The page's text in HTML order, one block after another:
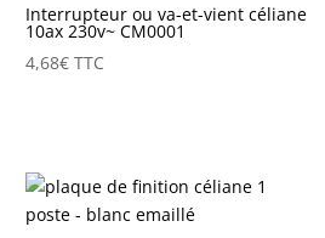
Interrupteur ou va-et-vient céliane
10ax 230v~ CM0001
4,68€ TTC